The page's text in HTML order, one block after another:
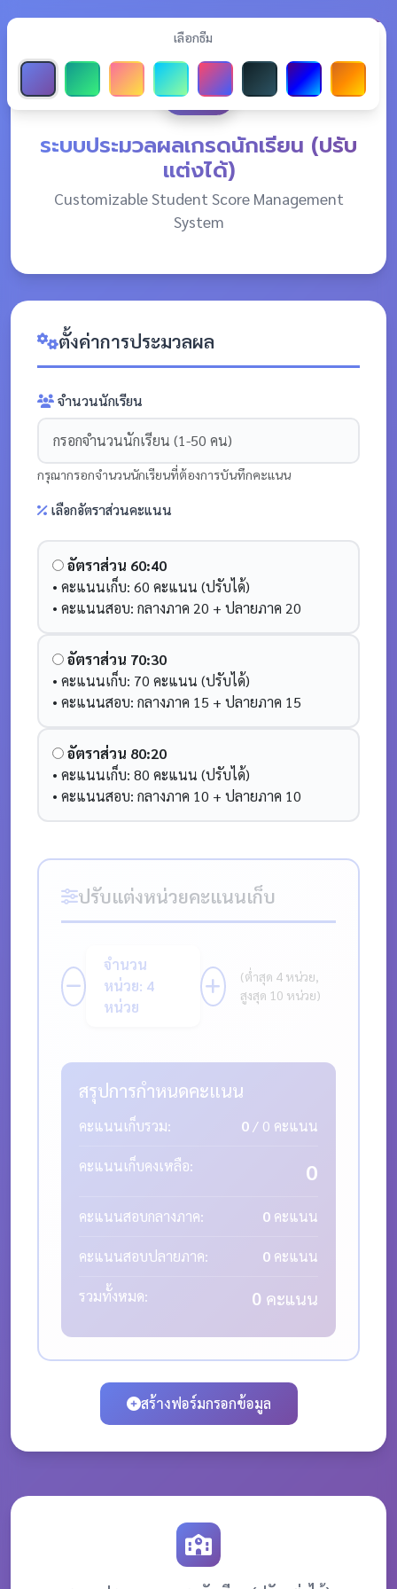
เลือกธีม
ระบบประมวลผลเกรดนักเรียน (ปรับ
แต่งได้)
Customizable Student Score Management
System
ตั้งค่าการประมวลผล
จำนวนนักเรียน
กรุณากรอกจำนวนนักเรียนที่ต้องการบันทึกคะแนน
เลือกอัตราส่วนคะแนน
อัตราส่วน 60:40
• คะแนนเก็บ: 60 คะแนน (ปรับได้)
• คะแนนสอบ: กลางภาค 20 + ปลายภาค 20
อัตราส่วน 70:30
• คะแนนเก็บ: 70 คะแนน (ปรับได้)
• คะแนนสอบ: กลางภาค 15 + ปลายภาค 15
อัตราส่วน 80:20
• คะแนนเก็บ: 80 คะแนน (ปรับได้)
• คะแนนสอบ: กลางภาค 10 + ปลายภาค 10
ปรับแต่งหน่วยคะแนนเก็บ
จำนวน
หน่วย: 4
หน่วย
(ต่ำสุด 4 หน่วย,
สูงสุด 10 หน่วย)
สรุปการกำหนดคะแนน
คะแนนเก็บรวม: 0 / 0 คะแนน
คะแนนเก็บคงเหลือ: 0
คะแนนสอบกลางภาค: 0 คะแนน
คะแนนสอบปลายภาค: 0 คะแนน
รวมทั้งหมด: 0 คะแนน
สร้างฟอร์มกรอกข้อมูล